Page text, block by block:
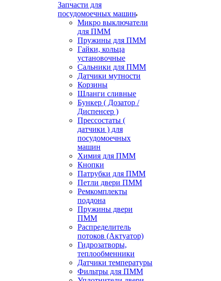
Запчасти для
посудомоечных машин
Микро выключатели
для ПММ
Пружины для ПММ
Гайки, кольца
установочные
Сальники для ПММ
Датчики мутности
Корзины
Шланги сливные
Бункер ( Дозатор /
Диспенсер )
Прессостаты (
датчики ) для
посудомоечных
машин
Химия для ПММ
Кнопки
Патрубки для ПММ
Петли двери ПММ
Ремкомплекты
поддона
Пружины двери
ПММ
Распределитель
потоков (Актуатор)
Гидрозатворы,
теплообменники
Датчики температуры
Фильтры для ПММ